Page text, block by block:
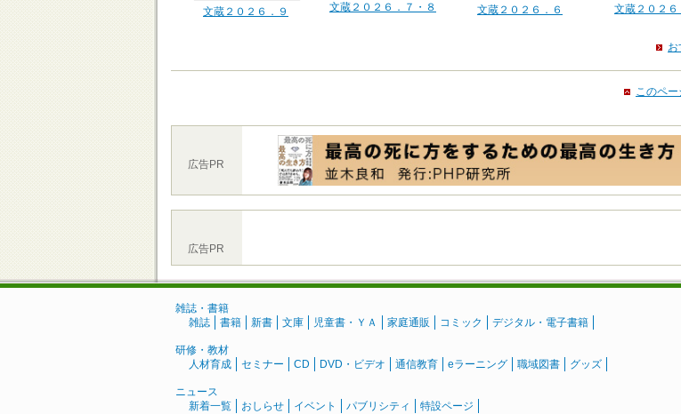
文蔵２０２６．９ 文蔵２０２６．７・８ 文蔵２０２６．６ 文蔵２０２６
お
このペ
広告PR
広告PR
雑誌・書籍
雑誌
書籍 新書 文庫 児童書・ＹＡ 家庭通販 コミック デジタル・電子書籍
研修・教材
人材育成
セミナー CD DVD・ビデオ 通信教育 eラーニング 職域図書 グッズ
ニュース
新着一覧
おしらせ イベント パブリシティ 特設ページ